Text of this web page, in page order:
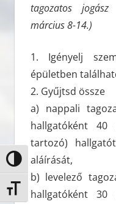
Nagy kontraszt váltása
Betűméret váltása
tagozatos
március 8-14.)
1. Igényelj
épületben
2. Gyűjtsd össze
a) nappali
hallgatóként 40
tartozó)
aláírását,
b) levelező
hallgatóként 30